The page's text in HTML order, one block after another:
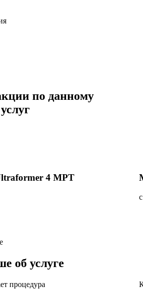
по данному
4 MPT
об услуге
процедура